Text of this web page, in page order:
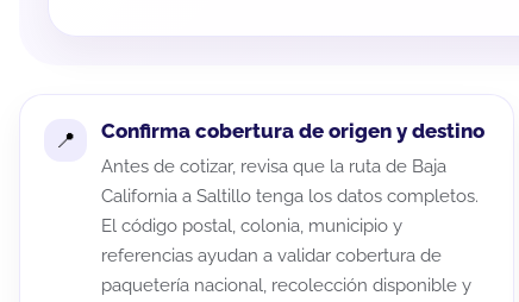
Confirma cobertura de origen y destino
Antes de cotizar, revisa que la ruta de Baja
California a Saltillo tenga los datos completos.
El código postal, colonia, municipio y
referencias ayudan a validar cobertura de
paquetería nacional, recolección disponible y